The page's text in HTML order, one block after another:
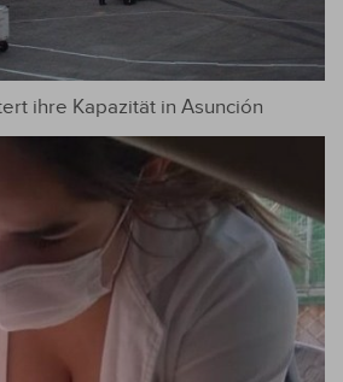
ihre Kapazität in Asunción